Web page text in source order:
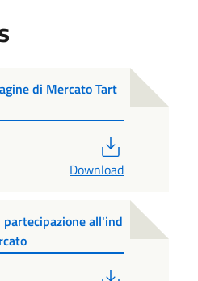
di Mercato Tart
Download
partecipazione all'ind